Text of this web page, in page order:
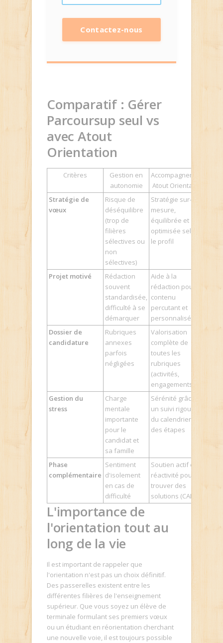
Contactez-nous
Comparatif : Gérer
Parcoursup seul vs
avec Atout
Orientation
Critères
Gestion en
autonomie
Accompagnement
Atout Orientation
Stratégie de
vœux
Risque de
déséquilibre
(trop de
filières
sélectives ou
non
sélectives)
Stratégie sur-
mesure,
équilibrée et
optimisée selon
le profil
Projet motivé
Rédaction
souvent
standardisée,
difficulté à se
démarquer
Aide à la
rédaction pour un
contenu
percutant et
personnalisé
Dossier de
candidature
Rubriques
annexes
parfois
négligées
Valorisation
complète de
toutes les
rubriques
(activités,
engagements)
Gestion du
stress
Charge
mentale
importante
pour le
candidat et
sa famille
Sérénité grâce à
un suivi rigoureux
du calendrier et
des étapes
Phase
complémentaire
Sentiment
d'isolement
en cas de
difficulté
Soutien actif et
réactivité pour
trouver des
solutions (CAES)
L'importance de
l'orientation tout au
long de la vie
Il est important de rappeler que
l'orientation n'est pas un choix définitif.
Des passerelles existent entre les
différentes filières de l'enseignement
supérieur. Que vous soyez un élève de
terminale formulant ses premiers vœux
ou un étudiant en réorientation cherchant
une nouvelle voie, il est toujours possible